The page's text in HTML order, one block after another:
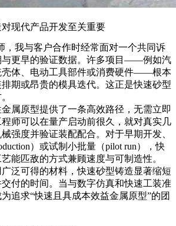
现代产品开发至关重要
，我与客户合作时经常面对一个共同诉
与更早的验证数据。许多项目——例如汽
壳体、电动工具部件或消费硬件——根本
期或昂贵的模具迭代。这正是快速砂型
属原型提供了一条高效路径，无需立即
师可以在量产启动前很久，就对真实几
强度并验证装配配合。对于早期开发、
）或试制小批量（pilot run），快
能匹敌的方式兼顾速度与可制造性。
泛可得的材料，快速砂型铸造显著缩短
付的时间。当与数字仿真和快速工装准
追求“快速且具成本效益金属原型”的团